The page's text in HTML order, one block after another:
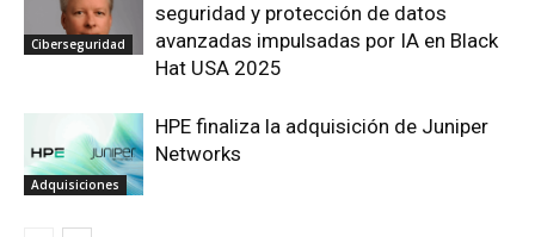
Ciberseguridad
seguridad y protección de datos
avanzadas impulsadas por IA en Black
Hat USA 2025
Adquisiciones
HPE finaliza la adquisición de Juniper
Networks